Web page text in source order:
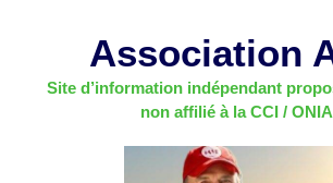
Association
Site d’information indépendant
non affilié à la CCI /